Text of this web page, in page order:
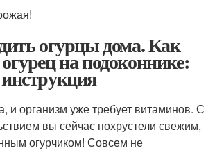
огурцы дома. Как
на подоконнике:
и организм уже требует витаминов. С
вы сейчас похрустели свежим,
огурчиком! Совсем не